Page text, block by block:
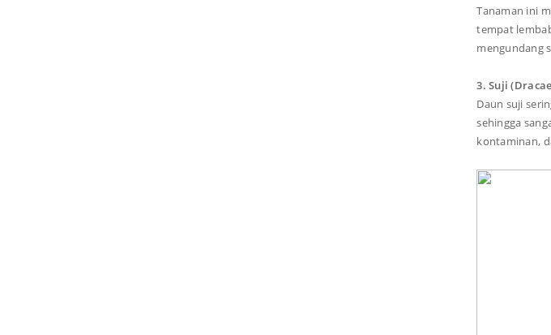
Tanaman ini
tempat
mengundang
3. Suji
Daun suji
sehingga
kontaminan,